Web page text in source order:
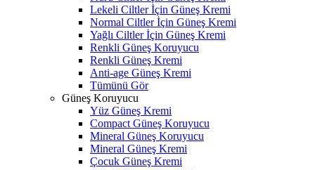
Lekeli Ciltler İçin Güneş Kremi
Normal Ciltler İçin Güneş Kremi
Yağlı Ciltler İçin Güneş Kremi
Renkli Güneş Koruyucu
Renkli Güneş Kremi
Anti-age Güneş Kremi
Tümünü Gör
Güneş Koruyucu
Yüz Güneş Kremi
Compact Güneş Koruyucu
Mineral Güneş Koruyucu
Mineral Güneş Kremi
Çocuk Güneş Kremi